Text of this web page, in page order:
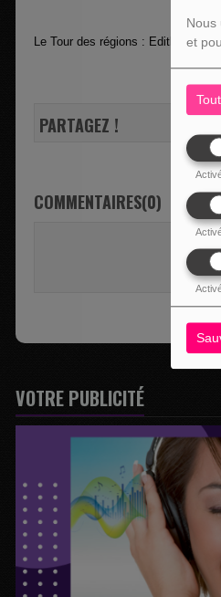
et
Le Tour des régions : Edith
PARTAGEZ !
COMMENTAIRES(0)
VOTRE PUBLICITÉ